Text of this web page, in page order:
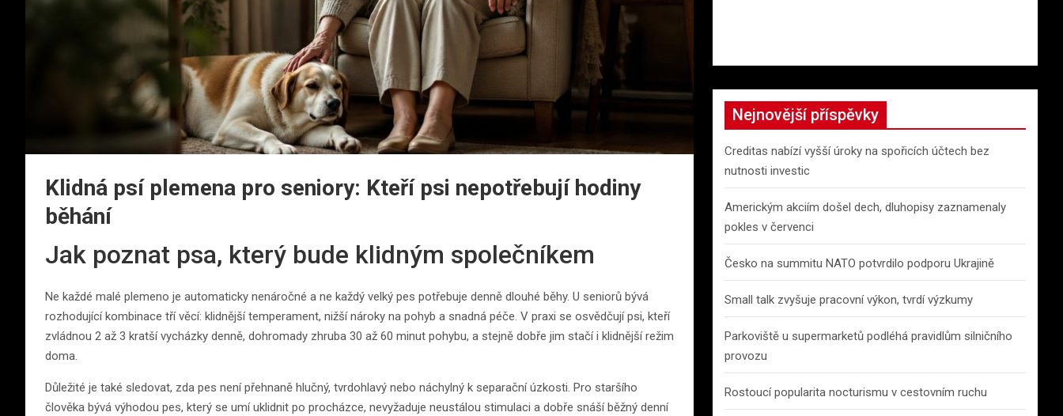
Klidná psí plemena pro seniory: Kteří psi nepotřebují hodiny
běhání
Jak poznat psa, který bude klidným společníkem
Ne každé malé plemeno je automaticky nenáročné a ne každý velký pes potřebuje denně dlouhé běhy. U seniorů bývá
rozhodující kombinace tří věcí: klidnější temperament, nižší nároky na pohyb a snadná péče. V praxi se osvědčují psi, kteří
zvládnou 2 až 3 kratší vycházky denně, dohromady zhruba 30 až 60 minut pohybu, a stejně dobře jim stačí i klidnější režim
doma.
Důležité je také sledovat, zda pes není přehnaně hlučný, tvrdohlavý nebo náchylný k separační úzkosti. Pro staršího
člověka bývá výhodou pes, který se umí uklidnit po procházce, nevyžaduje neustálou stimulaci a dobře snáší běžný denní
Nejnovější příspěvky
Creditas nabízí vyšší úroky na spořicích účtech bez
nutnosti investic
Americkým akciím došel dech, dluhopisy zaznamenaly
pokles v červenci
Česko na summitu NATO potvrdilo podporu Ukrajině
Small talk zvyšuje pracovní výkon, tvrdí výzkumy
Parkoviště u supermarketů podléhá pravidlům silničního
provozu
Rostoucí popularita nocturismu v cestovním ruchu